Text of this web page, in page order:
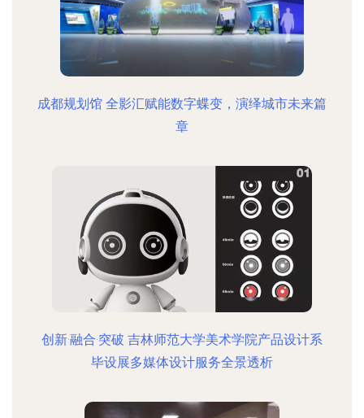
成都规划馆 全影汇赋能数字蝶变，演绎城市未来篇
章
创新·融合·突破 吉林师范大学美术学院产品设计系
毕设展多媒体设计服务全景透析